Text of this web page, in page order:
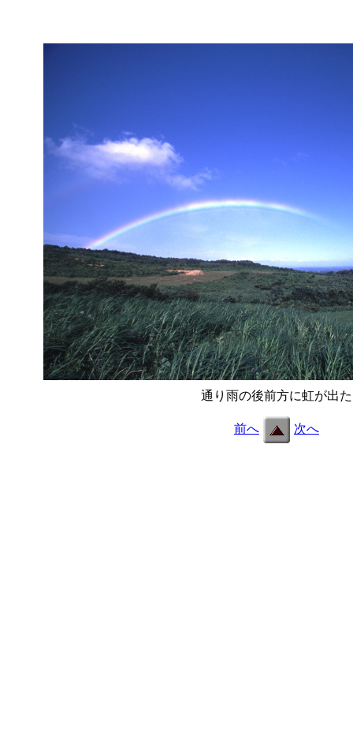
通り雨の後前方に虹が出た
前へ 次へ